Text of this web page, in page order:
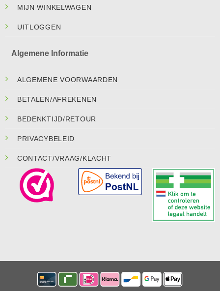
MIJN WINKELWAGEN
UITLOGGEN
Algemene Informatie
ALGEMENE VOORWAARDEN
BETALEN/AFREKENEN
BEDENKTIJD/RETOUR
PRIVACYBELEID
CONTACT/VRAAG/KLACHT